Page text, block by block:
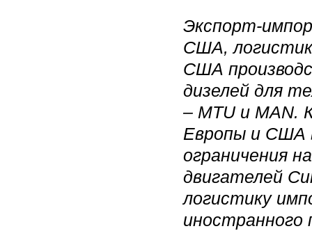
Экспорт-
США,
США
дизелей для
– MTU и MAN.
Европы и США
ограничения
двигателей
логистику
иностранного